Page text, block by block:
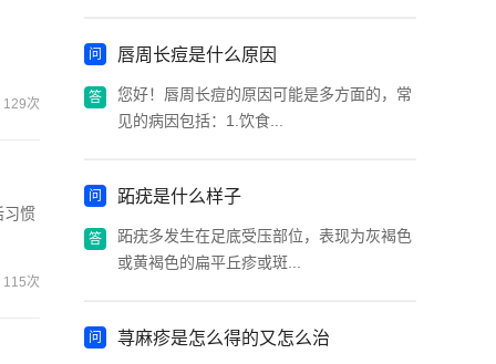
129次
习惯
115次
唇周长痘是什么原因
您好！唇周长痘的原因可能是多方面的，常
见的病因包括：1.饮食...
跖疣是什么样子
跖疣多发生在足底受压部位，表现为灰褐色
或黄褐色的扁平丘疹或斑...
荨麻疹是怎么得的又怎么治